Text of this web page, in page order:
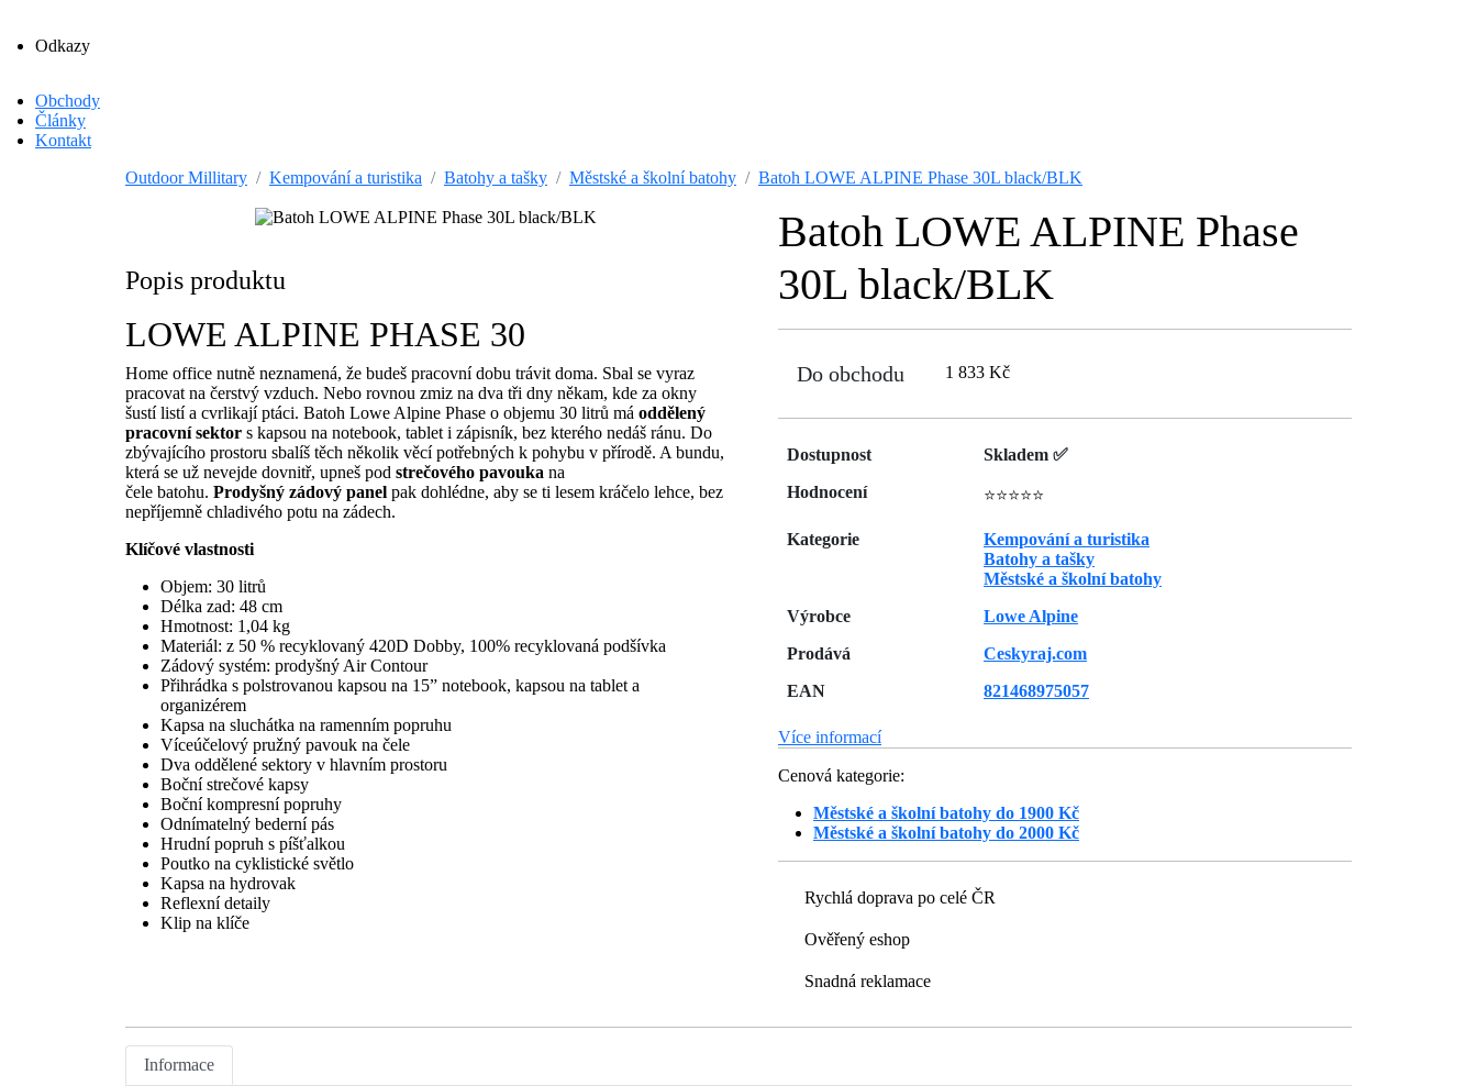
Odkazy
Obchody
Články
Kontakt
Outdoor Millitary
Kempování a turistika Batohy a tašky Městské a školní batohy Batoh LOWE ALPINE Phase 30L black/BLK
Popis produktu
LOWE ALPINE PHASE 30
Home office nutně neznamená, že budeš pracovní dobu trávit doma. Sbal se vyraz
pracovat na čerstvý vzduch. Nebo rovnou zmiz na dva tři dny někam, kde za okny
šustí listí a cvrlikají ptáci. Batoh Lowe Alpine Phase o objemu 30 litrů má oddělený
pracovní sektor s kapsou na notebook, tablet i zápisník, bez kterého nedáš ránu. Do
zbývajícího prostoru sbalíš těch několik věcí potřebných k pohybu v přírodě. A bundu,
která se už nevejde dovnitř, upneš pod strečového pavouka na
čele batohu. Prodyšný zádový panel pak dohlédne, aby se ti lesem kráčelo lehce, bez
nepříjemně chladivého potu na zádech.
Klíčové vlastnosti
Objem: 30 litrů
Délka zad: 48 cm
Hmotnost: 1,04 kg
Materiál: z 50 % recyklovaný 420D Dobby, 100% recyklovaná podšívka
Zádový systém: prodyšný Air Contour
Přihrádka s polstrovanou kapsou na 15” notebook, kapsou na tablet a
organizérem
Kapsa na sluchátka na ramenním popruhu
Víceúčelový pružný pavouk na čele
Dva oddělené sektory v hlavním prostoru
Boční strečové kapsy
Boční kompresní popruhy
Odnímatelný bederní pás
Hrudní popruh s píšťalkou
Poutko na cyklistické světlo
Kapsa na hydrovak
Reflexní detaily
Klip na klíče
Batoh LOWE ALPINE Phase
30L black/BLK
Do obchodu 1 833 Kč
Dostupnost
Skladem ✅
Hodnocení
⭐⭐⭐⭐⭐
Kategorie
Kempování a turistika
Batohy a tašky
Městské a školní batohy
Výrobce
Lowe Alpine
Prodává
Ceskyraj.com
EAN
821468975057
Více informací
Cenová kategorie:
Městské a školní batohy do 1900 Kč
Městské a školní batohy do 2000 Kč
Rychlá doprava po celé ČR
Ověřený eshop
Snadná reklamace
Informace